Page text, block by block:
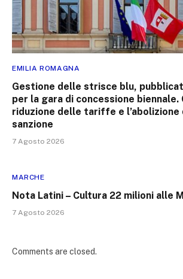
EMILIA ROMAGNA
Gestione delle strisce blu,
per la gara di concessione
riduzione delle tariffe e l’abolizione
sanzione
7 Agosto 2026
MARCHE
Nota Latini – Cultura 22 milioni alle
7 Agosto 2026
Comments are closed.